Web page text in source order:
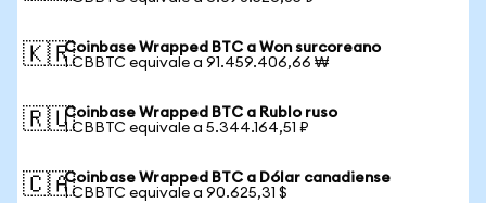
🇰🇷Coinbase Wrapped BTC a Won surcoreano
1 CBBTC equivale a 91.459.406,66 ₩
🇷🇺Coinbase Wrapped BTC a Rublo ruso
1 CBBTC equivale a 5.344.164,51 ₽
🇨🇦Coinbase Wrapped BTC a Dólar canadiense
1 CBBTC equivale a 90.625,31 $